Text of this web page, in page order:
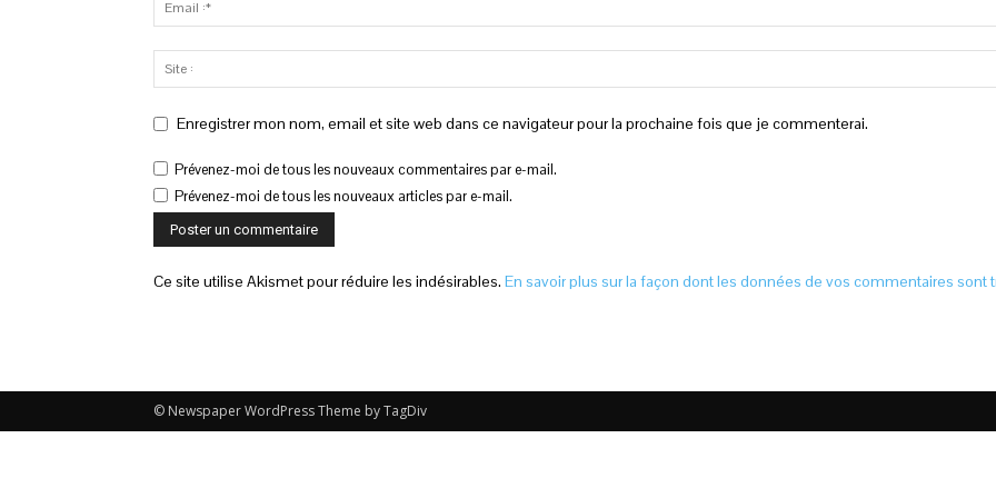
Enregistrer mon nom, email et site web dans ce navigateur pour la prochaine fois que je commenterai.
Prévenez-moi de tous les nouveaux commentaires par e-mail.
Prévenez-moi de tous les nouveaux articles par e-mail.
Ce site utilise Akismet pour réduire les indésirables. En savoir plus sur la façon dont les données de vos commentaires sont
© Newspaper WordPress Theme by TagDiv